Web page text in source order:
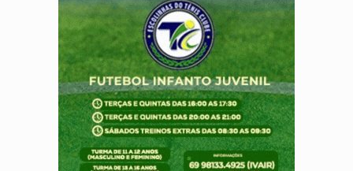
EXPANSÃO:Grupo Nova Era amplia presença em PVH e transforma Aramix
ROTA GLOBAL:PCC amplia presença internacional e transforma Brasil em
CONEXÃO RONDONIAOVIVO:Museólogo Antônio Ocampo conduz a história de
EXTENSÃO DE DANOS:Ferroviários pedem ao Iphan recuperação de área
VARIANDO O CARDÁPIO:Veja essa receita de carne assada para o